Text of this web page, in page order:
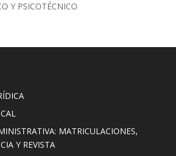
Y PSICOTÉCNICO
MATRICULACIONES,
Y REVISTA